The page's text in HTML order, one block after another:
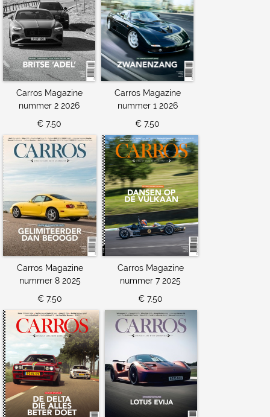
Carros Magazine
nummer 2 2026
€ 7.50
Carros Magazine
nummer 1 2026
€ 7.50
Carros Magazine
nummer 8 2025
€ 7.50
Carros Magazine
nummer 7 2025
€ 7.50